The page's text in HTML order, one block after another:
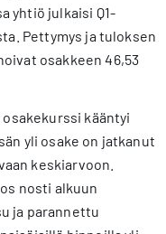
yhtiö julkaisi Q1-
Pettymys ja tuloksen
osakkeen 46,53
kääntyi
yli osake on jatkanut
keskiarvoon.
nosti alkuun
ja parannettu